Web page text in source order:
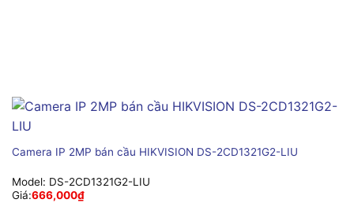
Camera IP 2MP bán cầu HIKVISION DS-2CD1321G2-LIU
Model: DS-2CD1321G2-LIU
Giá:666,000₫